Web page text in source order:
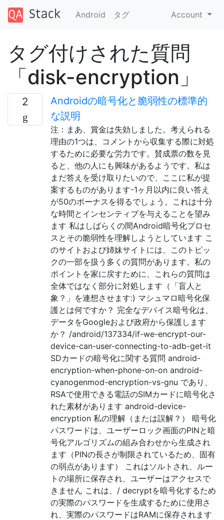
Android タグ Account
タグ付けされた質問
「disk-encryption」
2
Androidの暗号化と脆弱性の標準的
な説明
注：まあ、賞金は失効しました。考えられる
理由の1つは、コメントから収集する際に対処
するために必要な労力です。賛成票の数を見
ると、他の人にも興味があるようです。私は
まだ答えを受け取りたいので、ここに私が提
案するものがあります-1ヶ月以内に良い答え
が50のボーナスを得るでしょう。これは十分
な時間とインセンティブを与えることを望み
ます 私はしばらくの間Android暗号化プロセ
スとその脆弱性を理解しようとしています こ
のサイトおよび姉妹サイトには、このトピッ
クの一部を扱う多くの質問があります。私の
ポイントを家に戻すために、これらの質問は
全体ではなく部分に対処します（「盲人と
象？」を連想させます:) マシュマロ暗号化保
護とは何ですか？ 完全なデバイス暗号化は、
データをGoogleおよび政府から保護します
か？ /android/137334/if-we-encrypt-our-
device-can-user-connecting-to-adb-get-it
SDカードの暗号化に関する質問 android-
encryption-when-phone-on-on android-
cyanogenmod-encryption-vs-gnu であり、
RSAで使用できる電話のSIMカードに暗号化さ
れた素材があります android-device-
encryption 私の理解（または誤解？） 暗号化
パスワードは、ユーザーロック画面のPINと暗
号化アルゴリズムの組み合わせから生成され
ます（PINの長さが制限されているため、固有
の弱点があります） これはソルトされ、ルー
トの場所に保存され、ユーザーはアクセスで
きません これは、/ decryptを暗号化するため
の実際のパスワードを生成するために使用さ
れ、実際のパスワードはRAMに保存されます